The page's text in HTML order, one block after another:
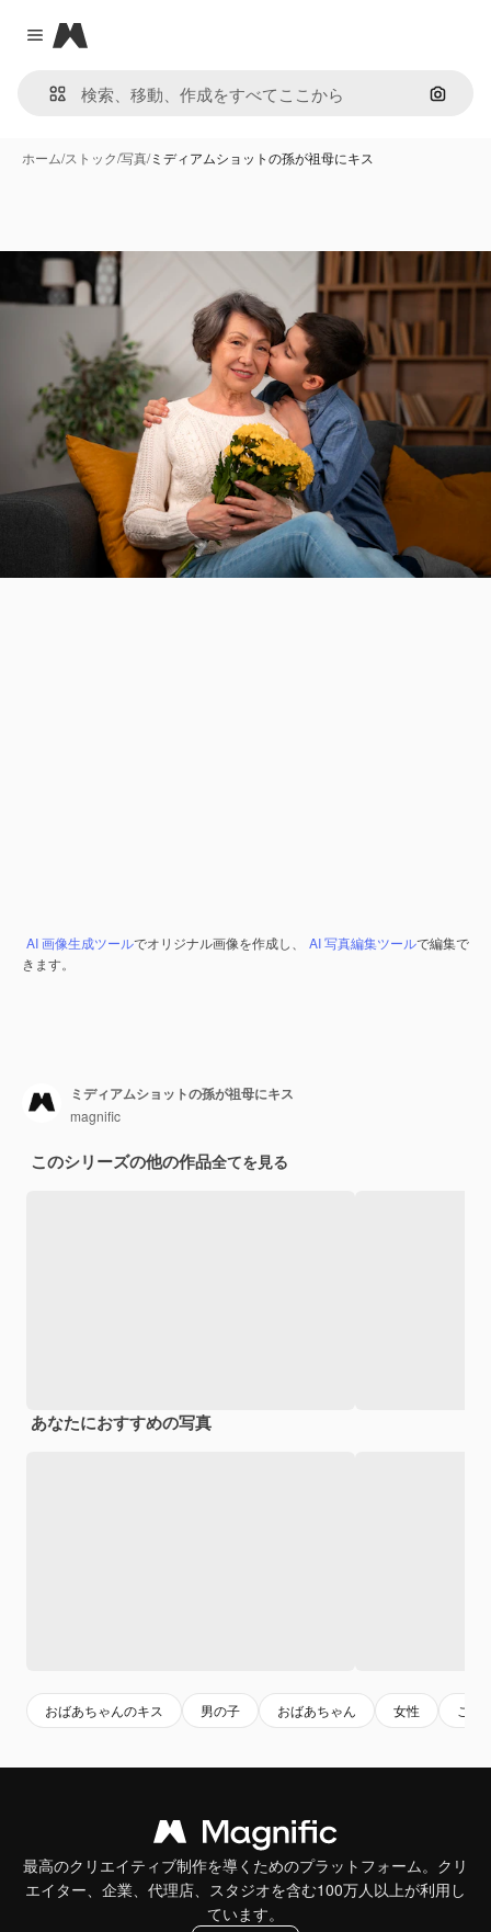
Close menu
Magnific
画像で
ホーム/ストック/写真/ミディアムショットの孫が祖母にキス
AI 画像生成ツールでオリジナル画像を作成し、 AI 写真編集ツールで編集で
きます。
ミディアムショットの孫が祖母にキス
magnific
このシリーズの他の作品全てを見る
あなたにおすすめの写真
おばあちゃんのキス 男の子 おばあちゃん 女性 こど
最高のクリエイティブ制作を導くためのプラットフォーム。クリ
エイター、企業、代理店、スタジオを含む100万人以上が利用し
ています。